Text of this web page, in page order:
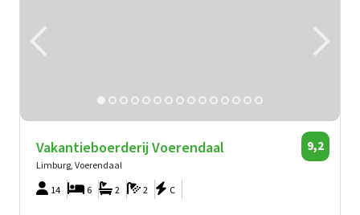
Vakantieboerderij Voerendaal
Limburg, Voerendaal
9,2
14 2
2 C
6